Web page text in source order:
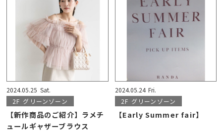
2024.05.25 Sat.
2F グリーンゾーン
【新作商品のご紹介】ラメチ
ュールギャザーブラウス
2024.05.24 Fri.
2F グリーンゾーン
【Early Summer fair】